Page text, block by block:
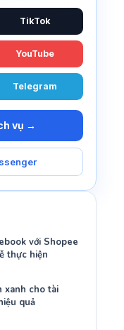
TikTok
YouTube
Telegram
vụ →
với Shopee
thực hiện
xanh cho tài
quả